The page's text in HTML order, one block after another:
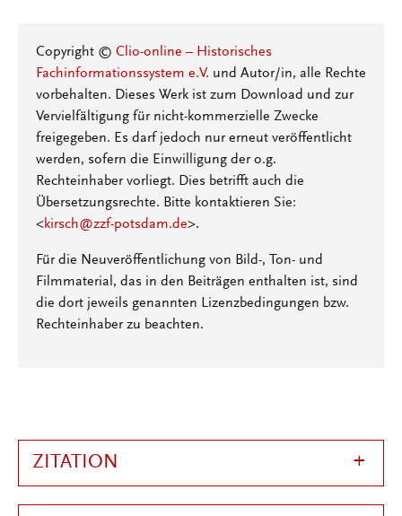
Copyright © Clio-online – Historisches
Fachinformationssystem e.V. und Autor/in, alle Rechte
vorbehalten. Dieses Werk ist zum Download und zur
Vervielfältigung für nicht-kommerzielle Zwecke
freigegeben. Es darf jedoch nur erneut veröffentlicht
werden, sofern die Einwilligung der o.g.
Rechteinhaber vorliegt. Dies betrifft auch die
Übersetzungsrechte. Bitte kontaktieren Sie:
<kirsch@zzf-potsdam.de>.
Für die Neuveröffentlichung von Bild-, Ton- und
Filmmaterial, das in den Beiträgen enthalten ist, sind
die dort jeweils genannten Lizenzbedingungen bzw.
Rechteinhaber zu beachten.
ZITATION